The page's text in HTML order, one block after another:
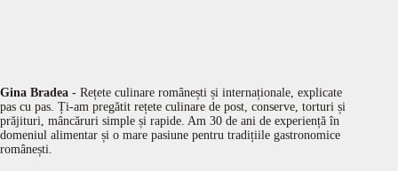
Gina Bradea - Rețete culinare românești și internaționale, explicate
pas cu pas. Ți-am pregătit rețete culinare de post, conserve, torturi și
prăjituri, mâncăruri simple și rapide. Am 30 de ani de experiență în
domeniul alimentar și o mare pasiune pentru tradițiile gastronomice
românești.